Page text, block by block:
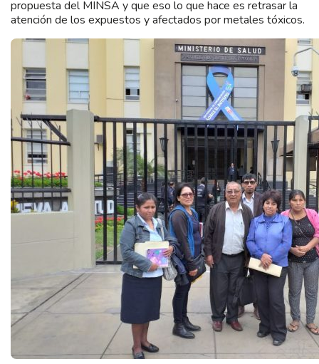
propuesta del MINSA y que eso lo que hace es retrasar la
atención de los expuestos y afectados por metales tóxicos.